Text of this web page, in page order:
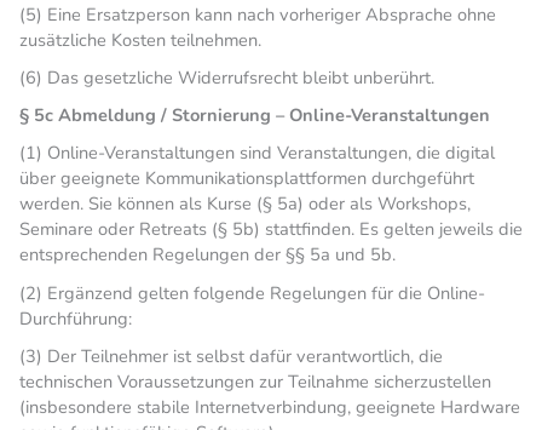
(5) Eine Ersatzperson kann nach vorheriger Absprache ohne
zusätzliche Kosten teilnehmen.
(6) Das gesetzliche Widerrufsrecht bleibt unberührt.
§ 5c Abmeldung / Stornierung – Online-Veranstaltungen
(1) Online-Veranstaltungen sind Veranstaltungen, die digital
über geeignete Kommunikationsplattformen durchgeführt
werden. Sie können als Kurse (§ 5a) oder als Workshops,
Seminare oder Retreats (§ 5b) stattfinden. Es gelten jeweils die
entsprechenden Regelungen der §§ 5a und 5b.
(2) Ergänzend gelten folgende Regelungen für die Online-
Durchführung:
(3) Der Teilnehmer ist selbst dafür verantwortlich, die
technischen Voraussetzungen zur Teilnahme sicherzustellen
(insbesondere stabile Internetverbindung, geeignete Hardware